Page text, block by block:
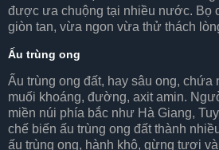
được ưa chuộng tại nhiều nước. Bọ
giòn tan, vừa ngon vừa thử thách
Ấu trùng ong
Ấu trùng ong đất, hay sâu ong, chứa
muối khoáng, đường, axit amin.
miền núi phía bắc như Hà Giang,
chế biến ấu trùng ong đất thành
ấu trùng ong, hành khô, gừng tươi